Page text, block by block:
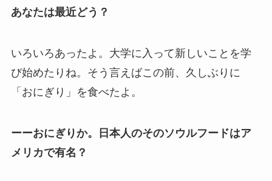
あなたは最近どう？
いろいろあったよ。大学に入って新しいことを学
び始めたりね。そう言えばこの前、久しぶりに
「おにぎり」を食べたよ。
ーーおにぎりか。日本人のそのソウルフードはア
メリカで有名？